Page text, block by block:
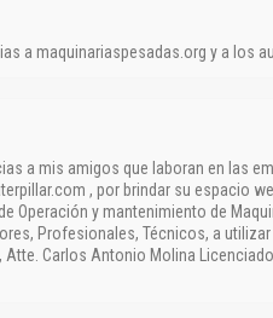
a maquinariaspesadas.org y a los
a mis amigos que laboran en las
, por brindar su espacio
Operación y mantenimiento de
Profesionales, Técnicos, a
Carlos Antonio Molina